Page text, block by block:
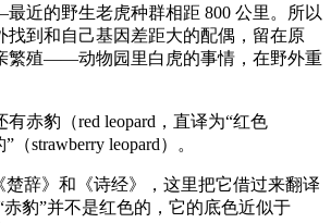
近的野生老虎种群相距 800 公里。所以
找到和自己基因差距大的配偶，留在原
繁殖——动物园里白虎的事情，在野外重
赤豹（red leopard，直译为“红色
strawberry leopard）。
楚辞》和《诗经》，这里把它借过来翻译
赤豹”并不是红色的，它的底色近似于